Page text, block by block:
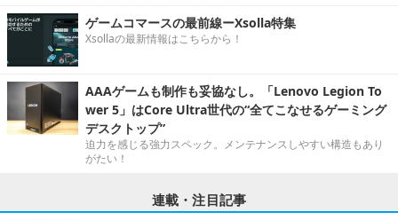
ゲームコマースの最前線ーXsolla特集
Xsollaの最新情報はこちらから！
AAAゲームも制作も妥協なし。「Lenovo Legion To
wer 5」はCore Ultra世代の“全てこなせるゲーミング
デスクトップ”
迫力を感じる強力スペック。メンテナンスしやすい構造もあり
がたい！
連載・注目記事